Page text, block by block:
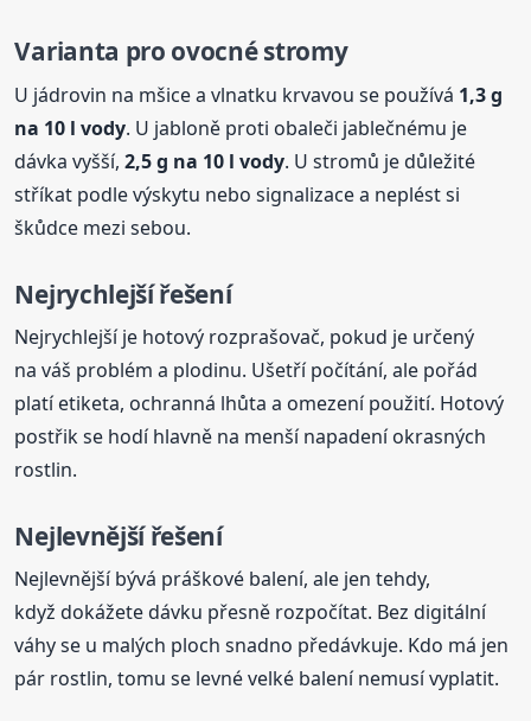
Varianta pro ovocné stromy
U jádrovin na mšice a vlnatku krvavou se používá 1,3 g
na 10 l vody. U jabloně proti obaleči jablečnému je
dávka vyšší,2,5 g na 10 l vody. U stromů je důležité
stříkat podle výskytu nebo signalizace a neplést si
škůdce mezi sebou.
Nejrychlejší řešení
Nejrychlejší je hotový rozprašovač, pokud je určený
na váš problém a plodinu. Ušetří počítání, ale pořád
platí etiketa, ochranná lhůta a omezení použití. Hotový
postřik se hodí hlavně na menší napadení okrasných
rostlin.
Nejlevnější řešení
Nejlevnější bývá práškové balení, ale jen tehdy,
když dokážete dávku přesně rozpočítat. Bez digitální
váhy se u malých ploch snadno předávkuje. Kdo má jen
pár rostlin, tomu se levné velké balení nemusí vyplatit.